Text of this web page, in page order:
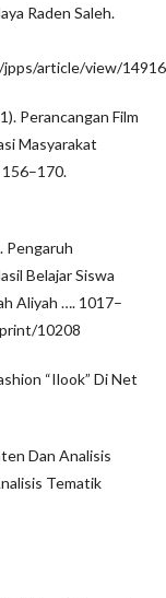
Raden Saleh.
jpps/article/view/14916
Perancangan Film
Masyarakat
Pengaruh
Belajar Siswa
Aliyah …. 1017–
10208
“Ilook” Di Net
Dan Analisis
Tematik